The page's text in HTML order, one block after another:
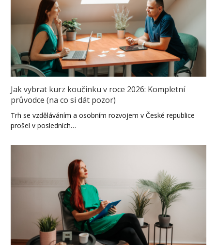
Jak vybrat kurz koučinku v roce 2026: Kompletní
průvodce (na co si dát pozor)
Trh se vzděláváním a osobním rozvojem v České republice
prošel v posledních…